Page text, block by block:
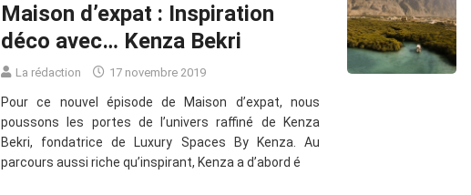
Maison d’expat : Inspiration
déco avec… Kenza Bekri
La rédaction 17 novembre 2019
Pour ce nouvel épisode de Maison d’expat, nous
poussons les portes de l’univers raffiné de Kenza
Bekri, fondatrice de Luxury Spaces By Kenza. Au
parcours aussi riche qu’inspirant, Kenza a d’abord é